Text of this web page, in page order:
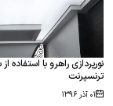
نورپردازی راهرو با
ترنسپرنت
۰۱ آذر ۱۳۹۶